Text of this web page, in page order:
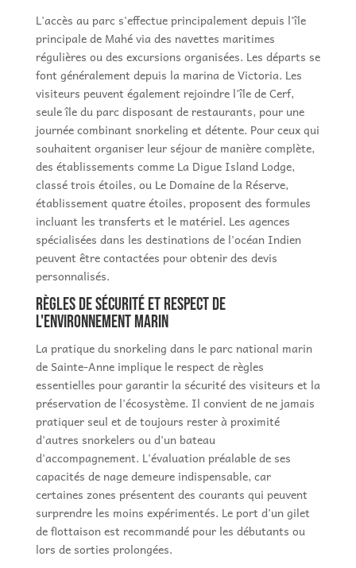
L'accès au parc s'effectue principalement depuis l'île
principale de Mahé via des navettes maritimes
régulières ou des excursions organisées. Les départs se
font généralement depuis la marina de Victoria. Les
visiteurs peuvent également rejoindre l'île de Cerf,
seule île du parc disposant de restaurants, pour une
journée combinant snorkeling et détente. Pour ceux qui
souhaitent organiser leur séjour de manière complète,
des établissements comme La Digue Island Lodge,
classé trois étoiles, ou Le Domaine de la Réserve,
établissement quatre étoiles, proposent des formules
incluant les transferts et le matériel. Les agences
spécialisées dans les destinations de l'océan Indien
peuvent être contactées pour obtenir des devis
personnalisés.
Règles de sécurité et respect de
l'environnement marin
La pratique du snorkeling dans le parc national marin
de Sainte-Anne implique le respect de règles
essentielles pour garantir la sécurité des visiteurs et la
préservation de l'écosystème. Il convient de ne jamais
pratiquer seul et de toujours rester à proximité
d'autres snorkelers ou d'un bateau
d'accompagnement. L'évaluation préalable de ses
capacités de nage demeure indispensable, car
certaines zones présentent des courants qui peuvent
surprendre les moins expérimentés. Le port d'un gilet
de flottaison est recommandé pour les débutants ou
lors de sorties prolongées.